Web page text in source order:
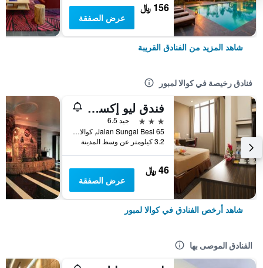
156 ﷼
عرض الصفقة
شاهد المزيد من الفنادق القريبة
فنادق رخيصة في كوالا لمبور
فندق ليو إكسبرس
3 نجوم
جيد 6.5
65 Jalan Sungai Besi, كوالا لمبور, ماليزيا
3.2 كيلومتر عن وسط المدينة
46 ﷼
عرض الصفقة
شاهد أرخص الفنادق في كوالا لمبور
الفنادق الموصى بها